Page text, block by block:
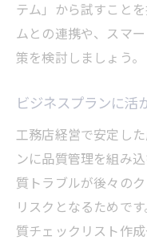
テム」から試すこと
ムとの連携や、スマ
策を検討しましょう。
ビジネスプランに活
工務店経営で安定し
ンに品質管理を組み
質トラブルが後々の
リスクとなるためで
質チェックリスト作